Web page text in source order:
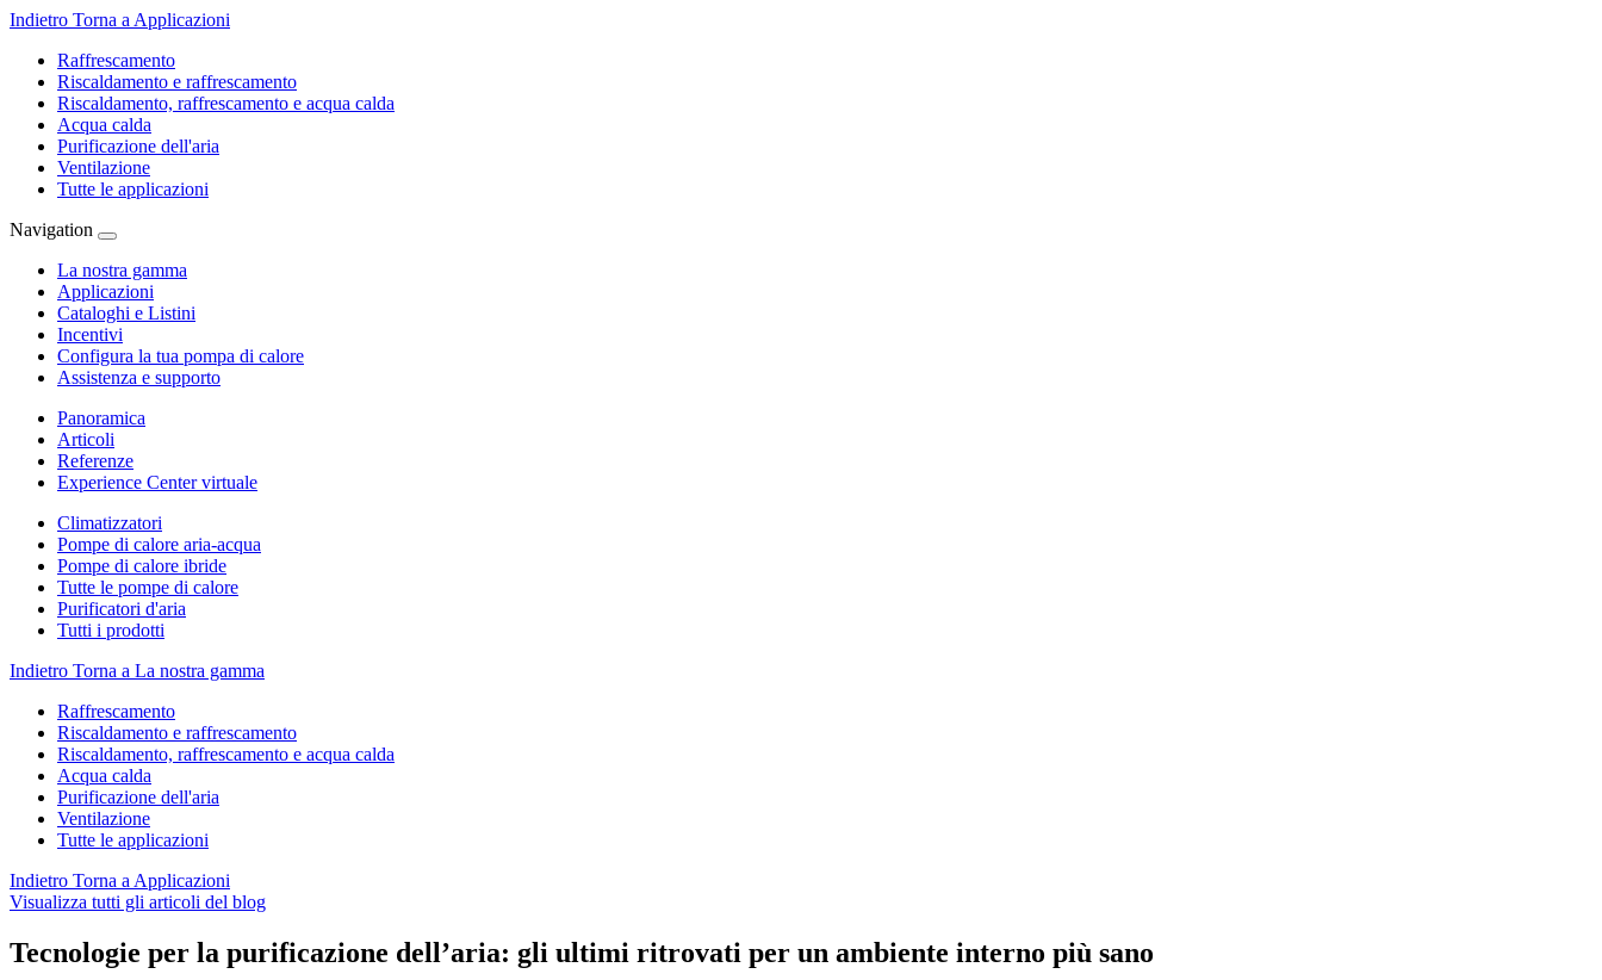
Indietro Torna a Applicazioni
Raffrescamento
Riscaldamento e raffrescamento
Riscaldamento, raffrescamento e acqua calda
Acqua calda
Purificazione dell'aria
Ventilazione
Tutte le applicazioni
Navigation
La nostra gamma
Applicazioni
Cataloghi e Listini
Incentivi
Configura la tua pompa di calore
Assistenza e supporto
Panoramica
Articoli
Referenze
Experience Center virtuale
Climatizzatori
Pompe di calore aria-acqua
Pompe di calore ibride
Tutte le pompe di calore
Purificatori d'aria
Tutti i prodotti
Indietro Torna a La nostra gamma
Raffrescamento
Riscaldamento e raffrescamento
Riscaldamento, raffrescamento e acqua calda
Acqua calda
Purificazione dell'aria
Ventilazione
Tutte le applicazioni
Indietro Torna a Applicazioni
Visualizza tutti gli articoli del blog
Tecnologie per la purificazione dell’aria: gli ultimi ritrovati per un ambiente interno più sano